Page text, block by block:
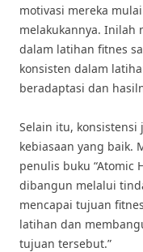
motivasi mereka
melakukannya. Inilah
dalam latihan fitnes
konsisten dalam
beradaptasi dan
Selain itu,
kebiasaan yang baik.
penulis buku “Atomic
dibangun melalui
mencapai tujuan
latihan dan
tujuan tersebut.”